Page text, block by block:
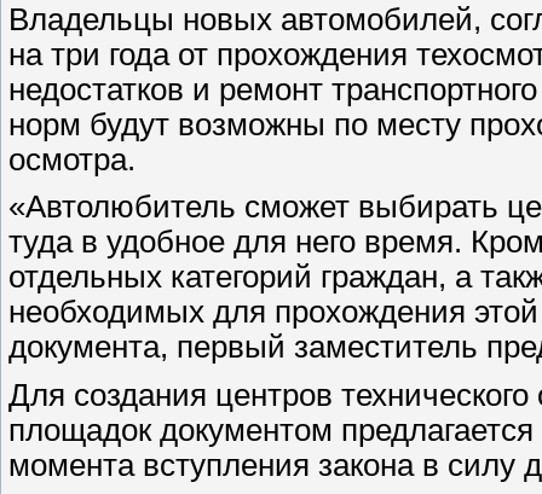
Владельцы новых автомобилей,
на три года от прохождения
недостатков и ремонт
норм будут возможны по месту
осмотра.
«Автолюбитель сможет выбирать
туда в удобное для него время.
отдельных категорий граждан, а
необходимых для прохождения
документа, первый заместитель
Для создания центров
площадок документом
момента вступления закона в силу